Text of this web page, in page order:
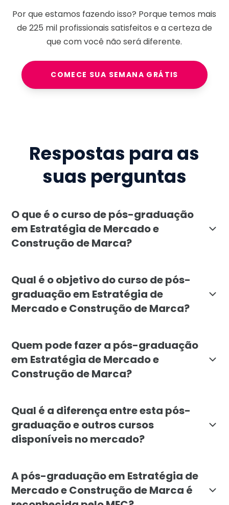
Por que estamos fazendo isso? Porque temos mais
de225 milprofissionais satisfeitos e a certeza de
que com você não será diferente.
COMECE SUA SEMANA GRÁTIS
Respostas para as
suas perguntas
O que é o curso de pós-graduação
em Estratégia de Mercado e
Construção de Marca?
Qual é o objetivo do curso de pós-
graduação em Estratégia de
Mercado e Construção de Marca?
Quem pode fazer a pós-graduação
em Estratégia de Mercado e
Construção de Marca?
Qual é a diferença entre esta pós-
graduação e outros cursos
disponíveis no mercado?
A pós-graduação em Estratégia de
Mercado e Construção de Marca é